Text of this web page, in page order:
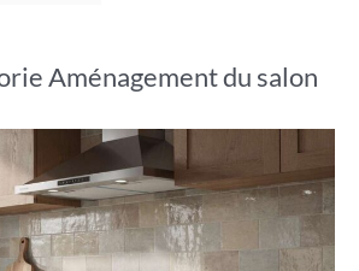
Aménagement du salon